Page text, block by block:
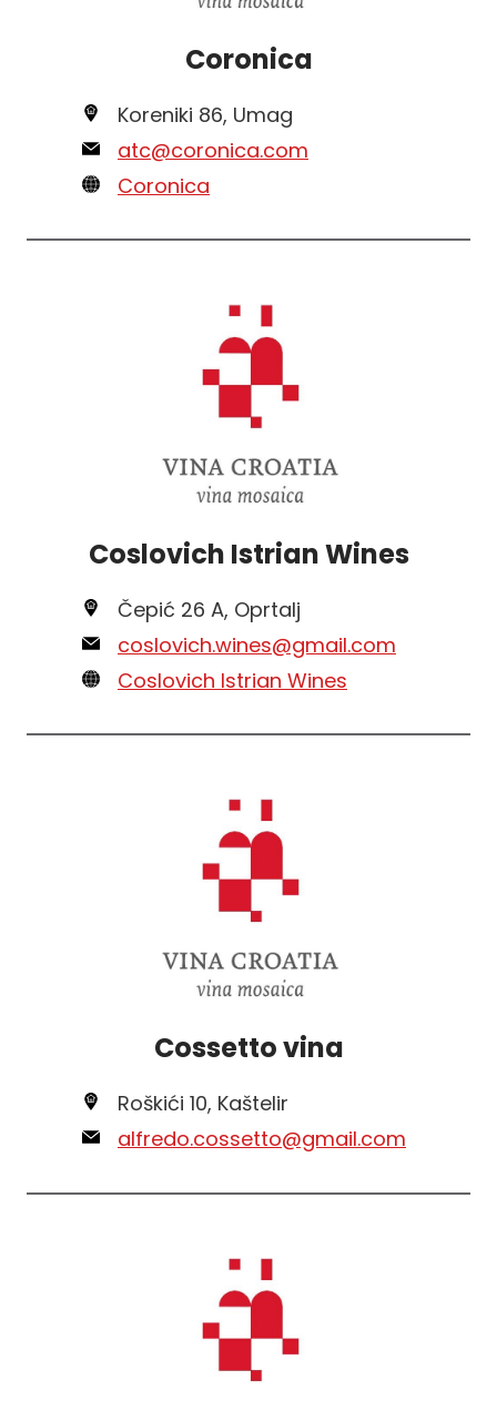
Coronica
Koreniki 86, Umag
atc@coronica.com
Coronica
Coslovich Istrian Wines
Čepić 26 A, Oprtalj
coslovich.wines@gmail.com
Coslovich Istrian Wines
Cossetto vina
Roškići 10, Kaštelir
alfredo.cossetto@gmail.com